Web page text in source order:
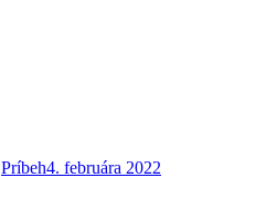
Príbeh4. februára 2022